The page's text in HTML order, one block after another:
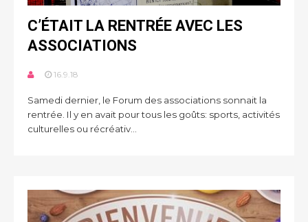
C’ÉTAIT LA RENTRÉE AVEC LES
ASSOCIATIONS
16.9.18
Samedi dernier, le Forum des associations sonnait la
rentrée. Il y en avait pour tous les goûts: sports, activités
culturelles ou récréativ...